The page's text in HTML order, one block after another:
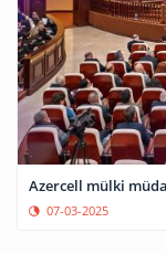
Azercell mülki
07-03-2025